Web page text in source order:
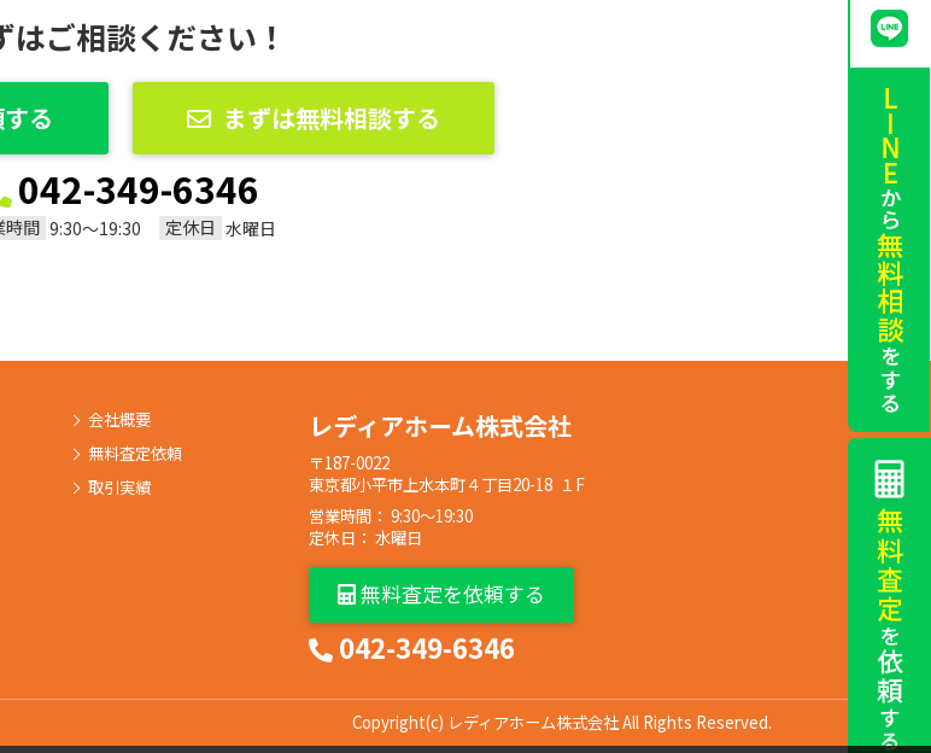
はご相談ください！
る まずは無料相談する
042-349-6346
時間 9:30〜19:30 定休日 水曜日
会社概要
無料査定依頼
取引実績
レディアホーム株式会社
〒187-0022
東京都小平市上水本町４丁目20-18 １F
営業時間： 9:30〜19:30
定休日： 水曜日
無料査定を依頼する
042-349-6346
Copyright(c) レディアホーム株式会社 All Rights Reserved.